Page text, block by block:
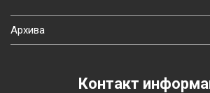
Архива
Контакт